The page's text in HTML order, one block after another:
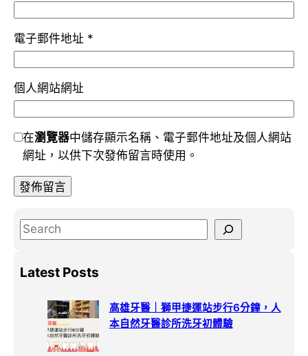
電子郵件地址 *
個人網站網址
在瀏覽器中儲存顯示名稱、電子郵件地址及個人網站
網址，以供下次發佈留言時使用。
S
r
Latest Posts
高雄牙醫｜獅甲捷運站步行6分鐘，人
本自然牙醫診所洗牙初體驗